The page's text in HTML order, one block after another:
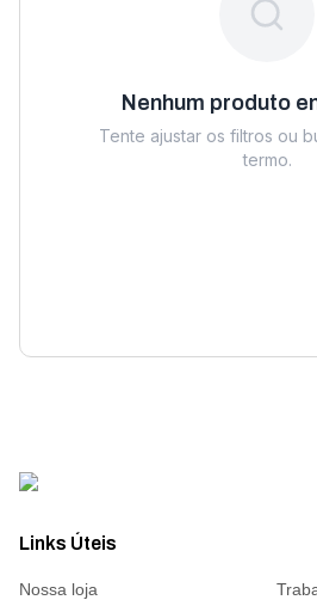
Nenhum produto
Tente ajustar os filtros ou
termo.
Links Úteis
Nossa loja